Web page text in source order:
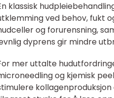
klassisk
ved behov, fukt
og forurensning,
dyprens gir mindre
mer uttalte
og kjemisk